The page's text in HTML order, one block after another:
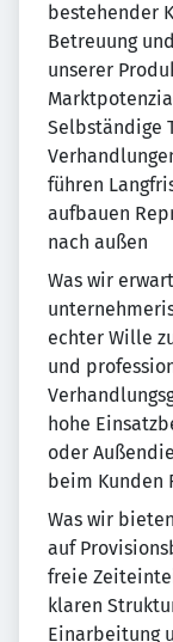
bestehender
Betreuung
unserer
Selbständige
führen
aufbauen
nach außen
Was wir
echter Wille
und
hohe
oder
beim Kunden
Was wir
auf
freie
klaren
Einarbeitung